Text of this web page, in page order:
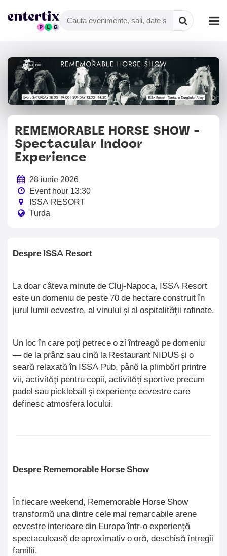
Despre ISSA Resort
La doar câteva minute de Cluj-Napoca, ISSA Resort
este un domeniu de peste 70 de hectare construit în
jurul lumii ecvestre, al vinului și al ospitalității rafinate.
Un loc în care poți petrece o zi întreagă pe domeniu
— de la prânz sau cină la Restaurant NIDUS și o
seară relaxată în ISSA Pub, până la plimbări printre
vii, activități pentru copii, activități sportive precum
padel sau pickleball și experiențe ecvestre care
definesc atmosfera locului.
Despre Rememorable Horse Show
În fiecare weekend, Rememorable Horse Show
transformă una dintre cele mai remarcabile arene
ecvestre interioare din Europa într-o experiență
spectaculoasă de aproximativ o oră, deschisă întregii
familii.
REMEMORABLE HORSE SHOW -
Spectacular Indoor
Experience
28 iunie 2026
Event hour 13:30
ISSA RESORT
Turda